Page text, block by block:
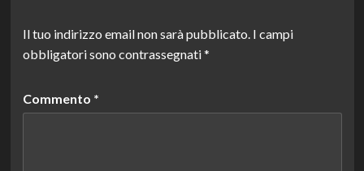
Il tuo indirizzo email non sarà pubblicato. I campi
obbligatori sono contrassegnati*
Commento *